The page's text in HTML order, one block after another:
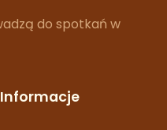
do spotkań w
Informacje